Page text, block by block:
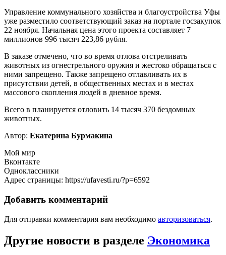
Управление коммунального хозяйства и благоустройства Уфы
уже разместило соответствующий заказ на портале госзакупок
22 ноября. Начальная цена этого проекта составляет 7
миллионов 996 тысяч 223,86 рубля.
В заказе отмечено, что во время отлова отстреливать
животных из огнестрельного оружия и жестоко обращаться с
ними запрещено. Также запрещено отлавливать их в
присутствии детей, в общественных местах и в местах
массового скопления людей в дневное время.
Всего в планируется отловить 14 тысяч 370 бездомных
животных.
Автор: Екатерина Бурмакина
Мой мир
Вконтакте
Одноклассники
Адрес страницы: https://ufavesti.ru/?p=6592
Добавить комментарий
Для отправки комментария вам необходимо авторизоваться.
Другие новости в разделе Экономика